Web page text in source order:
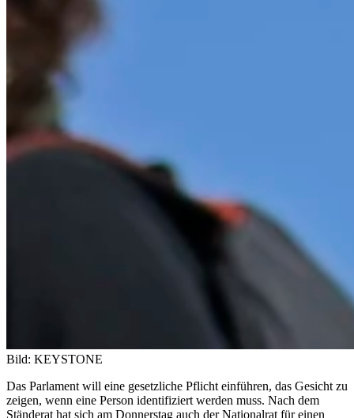
Bild: KEYSTONE
Das Parlament will eine gesetzliche Pflicht einführen, das Gesicht zu
zeigen, wenn eine Person identifiziert werden muss. Nach dem
Ständerat hat sich am Donnerstag auch der Nationalrat für einen